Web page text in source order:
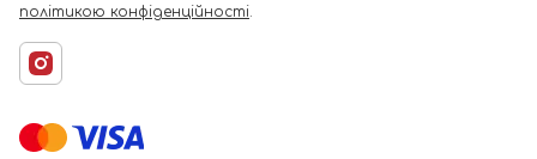
політикою конфіденційності.